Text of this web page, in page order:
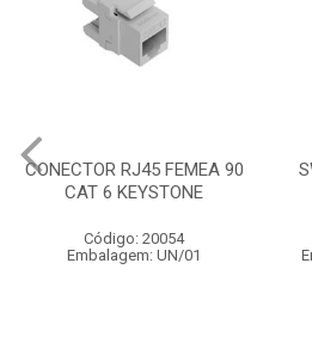
SWITCH 24P S1124G NAO
GERENC.
Código: 20727
Embalagem: Não Gerenciável